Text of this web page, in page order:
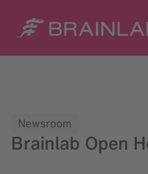
Newsroom
Brainlab Open